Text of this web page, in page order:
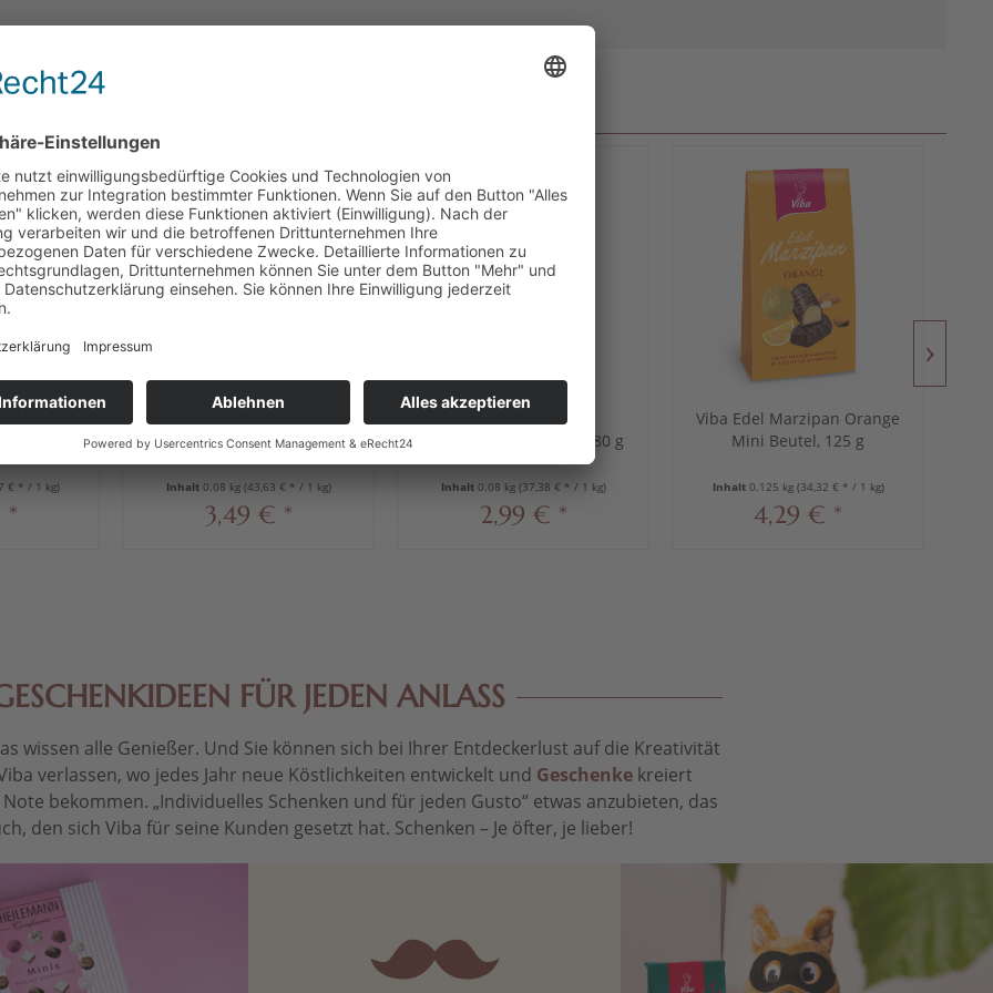
NEU
€ * / 1 kg)
*
Chocolate Orange, 80 g
Inhalt 0.08 kg (43,63 € * / 1 kg)
3,49 € *
Heilemann Orange
Edelbitter-Schokolade, 80 g
Inhalt 0.08 kg (37,38 € * / 1 kg)
2,99 € *
Viba Edel Marzipan Orange
Mini Beutel, 125 g
Inhalt 0.125 kg (34,32 € * / 1 kg)
4,29 € *
FÜR JEDEN ANLASS
wissen alle Genießer. Und Sie können sich bei Ihrer Entdeckerlust auf die Kreativität
verlassen, wo jedes Jahr neue Köstlichkeiten entwickelt und Geschenkekreiert
bekommen. „Individuelles Schenken und für jeden Gusto“ etwas anzubieten, das
den sich Viba für seine Kunden gesetzt hat. Schenken – Je öfter, je lieber!